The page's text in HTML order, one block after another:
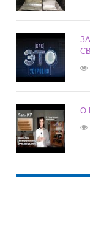
О